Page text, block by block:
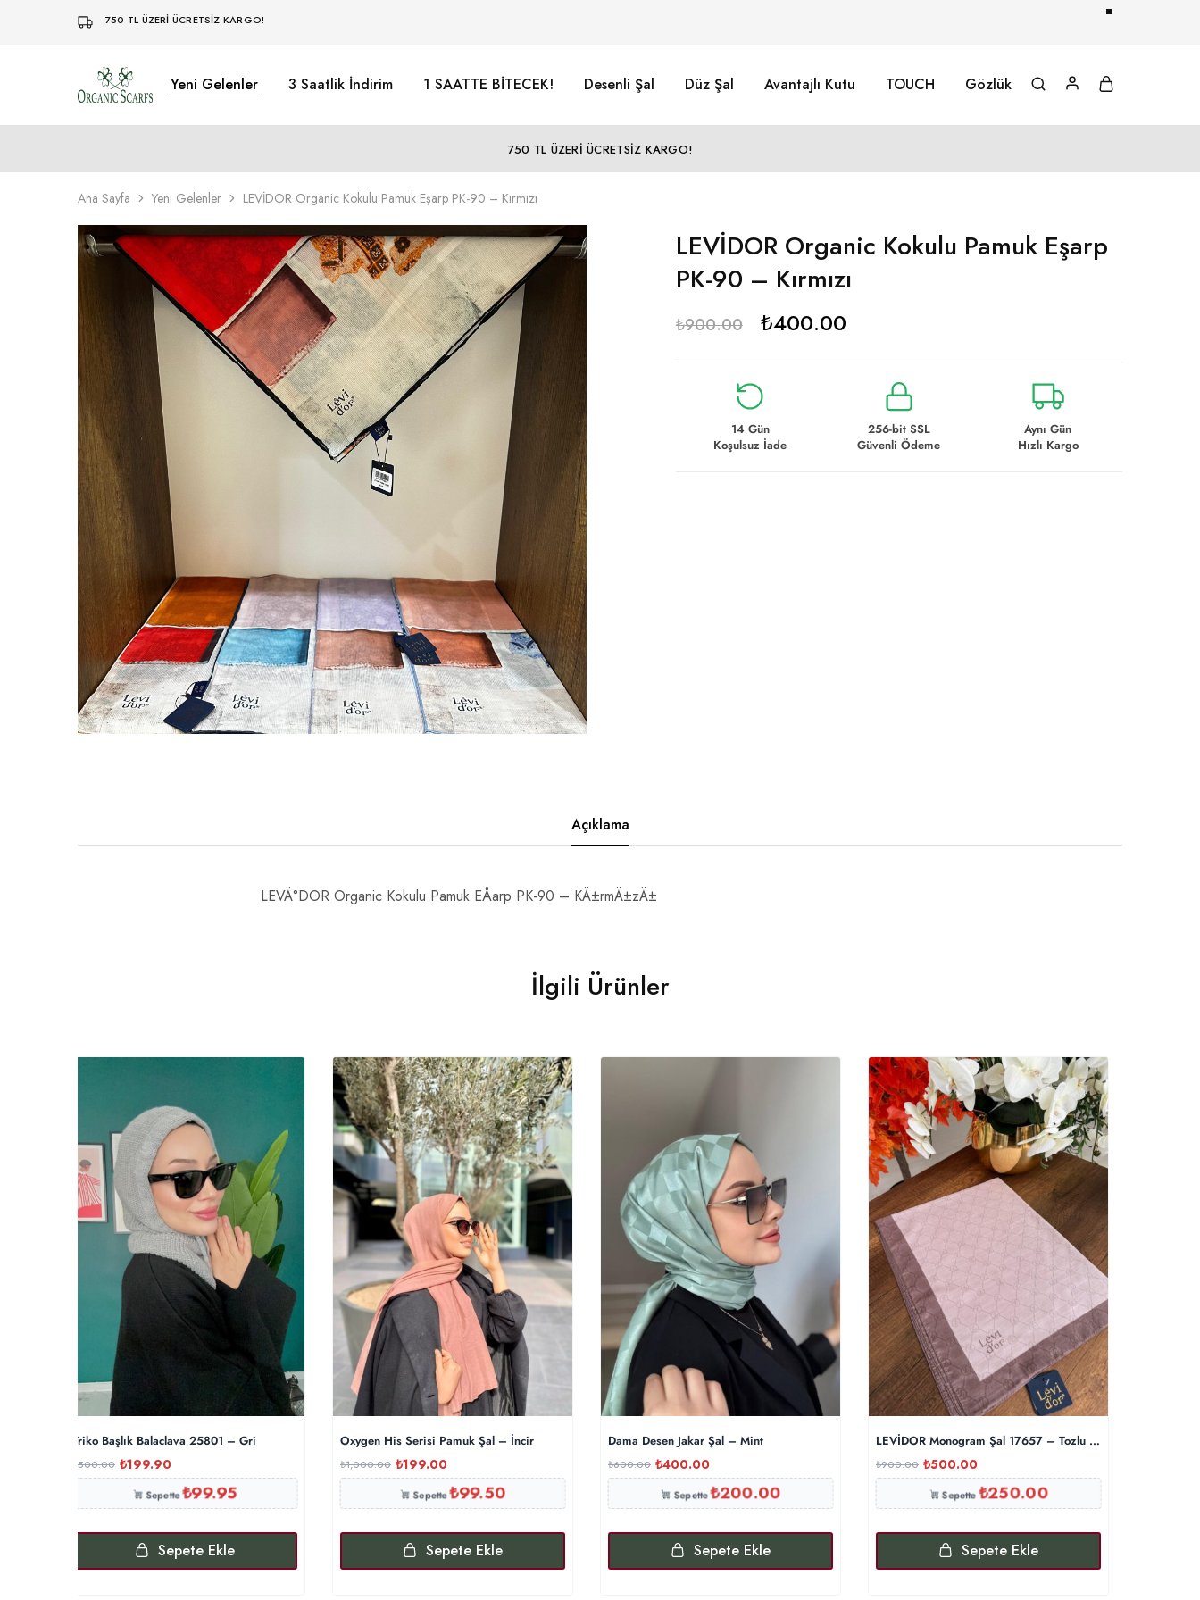
750 TL ÜZERİ ÜCRETSİZ KARGO!
Organikscarf Yeni Gelenler 3 Saatlik İndirim 1 SAATTE BİTECEK! Desenli Şal Düz Şal Avantajlı Kutu TOUCH Gözlük
750 TL ÜZERİ ÜCRETSİZ KARGO!
Ana Sayfa Yeni Gelenler LEVİDOR Organic Kokulu Pamuk Eşarp PK-90 – Kırmızı
LEVİDOR Organic Kokulu Pamuk Eşarp
PK-90 – Kırmızı
₺900.00 ₺400.00
14 Gün
Koşulsuz İade
256-bit SSL
Güvenli Ödeme
Aynı Gün
Hızlı Kargo
Açıklama
LEVÄ°DOR Organic Kokulu Pamuk EÅarp PK-90 – KÄ±rmÄ±zÄ±
İlgili Ürünler
Triko Başlık Balaclava 25801 – Gri
500.00 ₺199.90
Sepette₺99.95
Sepete Ekle
Oxygen His Serisi Pamuk Şal – İncir
₺1,000.00 ₺199.00
Sepette₺99.50
Sepete Ekle
Dama Desen Jakar Şal – Mint
₺600.00 ₺400.00
Sepette₺200.00
Sepete Ekle
LEVİDOR Monogram Şal 17657 – Tozlu Eflatun
₺900.00 ₺500.00
Sepette₺250.00
Sepete Ekle